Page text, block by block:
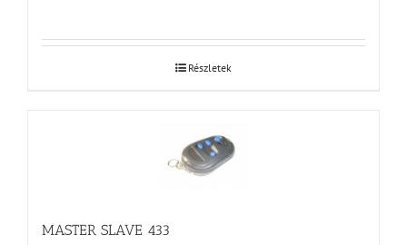
Részletek
MASTER SLAVE 433